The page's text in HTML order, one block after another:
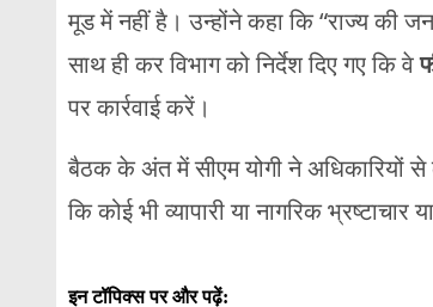
मूड में नहीं है। उन्होंने कहा कि “राज्य की
साथ ही कर विभाग को निर्देश दिए गए कि वे
पर कार्रवाई करें।
बैठक के अंत में सीएम योगी ने अधिकारियों
कि कोई भी व्यापारी या नागरिक भ्रष्टाचार
इन टॉपिक्स पर और पढ़ें: